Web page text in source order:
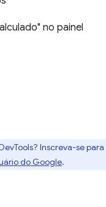
no painel
Inscreva-se para
do Google.